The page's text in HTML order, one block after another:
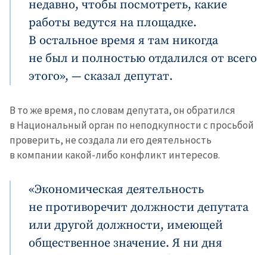
недавно, чтобы посмотреть, какие
работы ведутся на площадке.
В остальное время я там никогда
не был и полностью отдалился от всего
этого», — сказал депутат.
В то же время, по словам депутата, он обратился
в Национальный орган по неподкупности с просьбой
проверить, не создала ли его деятельность
в компании какой-либо конфликт интересов.
«Экономическая деятельность
не противоречит должности депутата
или другой должности, имеющей
общественное значение. Я ни дня